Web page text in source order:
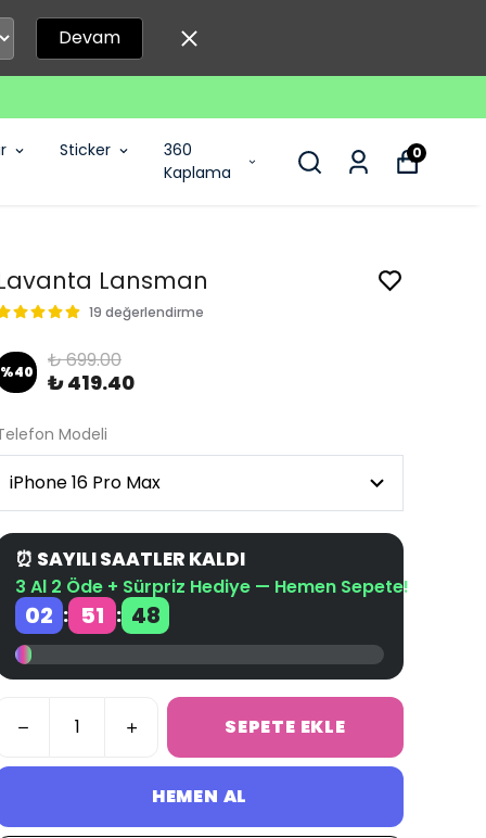
Devam
Sticker
360
Kaplama
0
Lansman
19 değerlendirme
%40 ₺ 699.00
₺ 419.40
Modeli
⏰ SAYILI SAATLER KALDI
3 Al 2 Öde + Sürpriz Hediye — Hemen Sepete!
02 : 51 : 48
SEPETE EKLE
HEMEN AL